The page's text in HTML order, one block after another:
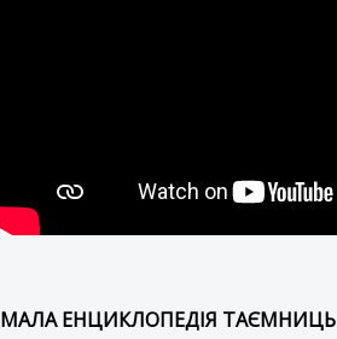
МАЛА ЕНЦИКЛОПЕДІЯ ТАЄМНИЦЬ